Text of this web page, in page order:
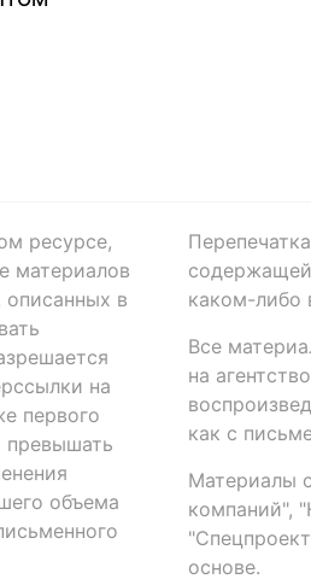
ресурсе,
материалов
в
на
первого
превышать
объема
содержащей
каком-либо
Все
на
как с
Материалы
компаний",
основе.